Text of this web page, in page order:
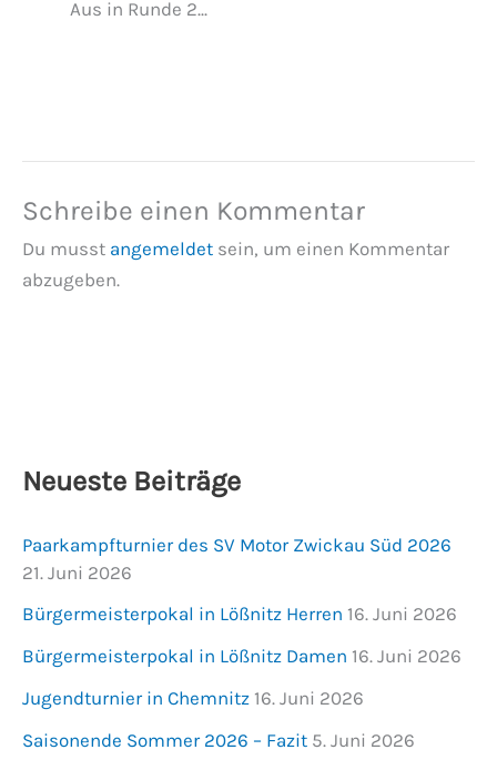
Aus in Runde 2...
Schreibe einen Kommentar
Du musst angemeldet sein, um einen Kommentar
abzugeben.
Neueste Beiträge
Paarkampfturnier des SV Motor Zwickau Süd 2026
21. Juni 2026
Bürgermeisterpokal in Lößnitz Herren 16. Juni 2026
Bürgermeisterpokal in Lößnitz Damen 16. Juni 2026
Jugendturnier in Chemnitz 16. Juni 2026
Saisonende Sommer 2026 – Fazit 5. Juni 2026